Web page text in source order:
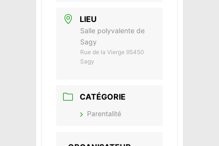
LIEU
Salle polyvalente de
Sagy
Rue de la Vierge 95450
Sagy
CATÉGORIE
Parentalité